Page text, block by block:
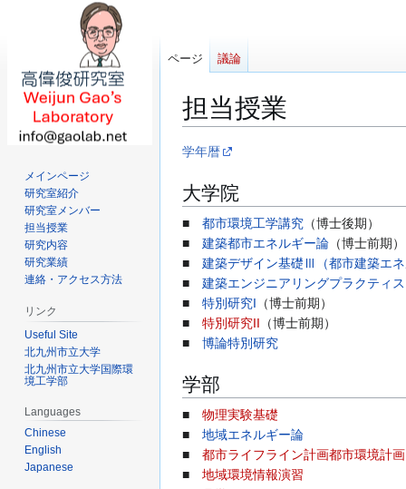
担当授業
ナ
ゲ
ー
シ
ョ
ン
に
移
動
検
に
移
動
学年暦
大学院
■ 都市環境工学講究 （博士後期）
■ 建築都市エネルギー論 （博士前期）
■ 建築デザイン基礎Ⅲ（都市建築エ
■ 建築エンジニアリングプラクティス
■ 特別研究I （博士前期）
■ 特別研究II （博士前期）
■ 博論特別研究
学部
■ 物理実験基礎
■ 地域エネルギー論
■ 都市ライフライン計画都市環境計画
■ 地域環境情報演習
ページ 議論
メインページ
研究室紹介
研究室メンバー
担当授業
研究内容
研究業績
連絡・アクセス方法
リンク
Useful Site
北九州市立大学
北九州市立大学国際環
境工学部
Languages
Chinese
English
Japanese